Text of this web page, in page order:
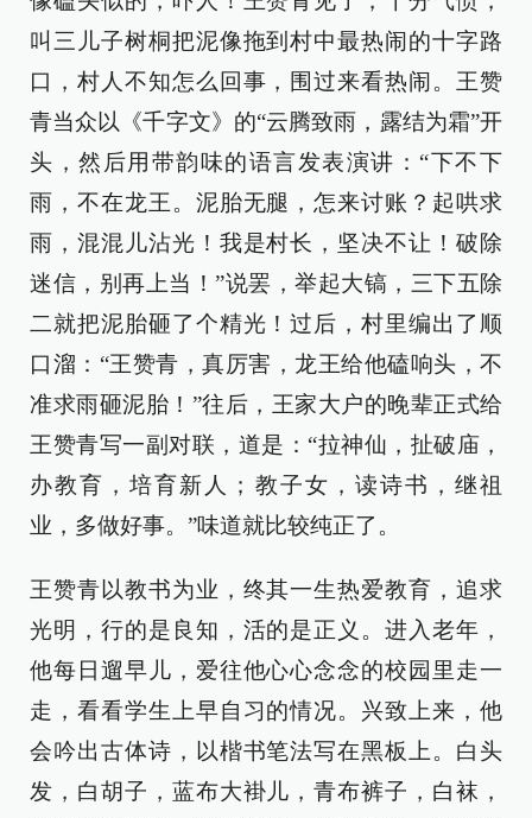
叫三儿子树桐把泥像拖到村中最热闹的十字路
口，村人不知怎么回事，围过来看热闹。王赞
青当众以《千字文》的“云腾致雨，露结为霜”开
头，然后用带韵味的语言发表演讲：“下不下
雨，不在龙王。泥胎无腿，怎来讨账？起哄求
雨，混混儿沾光！我是村长，坚决不让！破除
迷信，别再上当！”说罢，举起大镐，三下五除
二就把泥胎砸了个精光！过后，村里编出了顺
口溜：“王赞青，真厉害，龙王给他磕响头，不
准求雨砸泥胎！”往后，王家大户的晚辈正式给
王赞青写一副对联，道是：“拉神仙，扯破庙，
办教育，培育新人；教子女，读诗书，继祖
业，多做好事。”味道就比较纯正了。
王赞青以教书为业，终其一生热爱教育，追求
光明，行的是良知，活的是正义。进入老年，
他每日遛早儿，爱往他心心念念的校园里走一
走，看看学生上早自习的情况。兴致上来，他
会吟出古体诗，以楷书笔法写在黑板上。白头
发，白胡子，蓝布大褂儿，青布裤子，白袜，